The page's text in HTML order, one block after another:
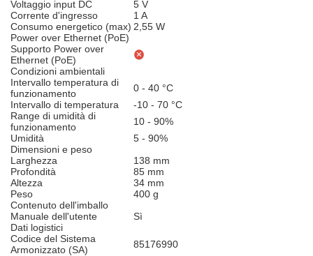
Voltaggio input DC
5 V
Corrente d'ingresso
1 A
Consumo energetico (max) 2,55 W
Power over Ethernet (PoE)
Supporto Power over
Ethernet (PoE)
Condizioni ambientali
Intervallo temperatura di
funzionamento
0 - 40 °C
Intervallo di temperatura
-10 - 70 °C
Range di umidità di
funzionamento
10 - 90%
Umidità
5 - 90%
Dimensioni e peso
Larghezza
138 mm
Profondità
85 mm
Altezza
34 mm
Peso
400 g
Contenuto dell'imballo
Manuale dell'utente
Sì
Dati logistici
Codice del Sistema
Armonizzato (SA)
85176990